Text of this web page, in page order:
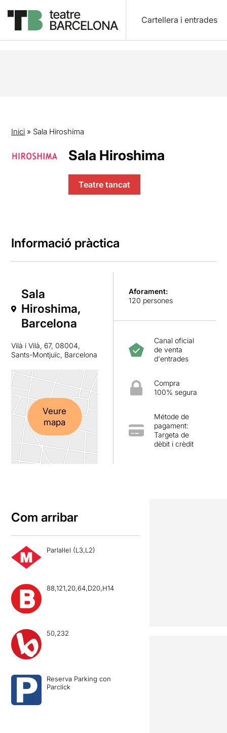
Cartellera i entrades
Inici » Sala Hiroshima
Sala Hiroshima
Teatre tancat
Informació pràctica
Sala
Hiroshima,
Barcelona
Vilà i Vilà, 67, 08004,
Sants-Montjuïc, Barcelona
Veure
mapa
Aforament:
120 persones
Canal oficial
de venta
d'entrades
Compra
100% segura
Métode de
pagament:
Targeta de
dèbit i crèdit
Com arribar
Parlal·lel (L3,L2)
88,121,20,64,D20,H14
50,232
Reserva Parking con
Parclick